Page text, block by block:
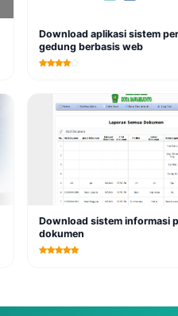
Download aplikasi sistem
gedung berbasis web
Download sistem informasi
dokumen